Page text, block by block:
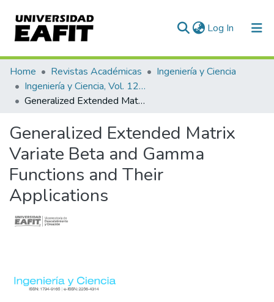
Log In (current)
Communities & Collections
All of DSpace
Home Revistas Académicas
Ingeniería y Ciencia
Ingeniería y Ciencia, Vol. 12, Núm. 24 (2016)
Generalized Extended Matrix Variate Beta and Gamma Functions and Their Applications
Generalized Extended Matrix
Variate Beta and Gamma
Functions and Their
Applications